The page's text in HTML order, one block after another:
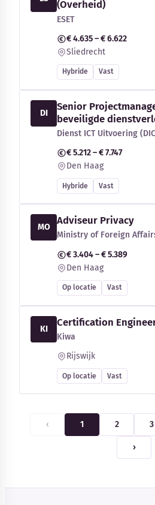
(Overheid)
ESET
€ 4.635 – € 6.622
Sliedrecht
Hybride Vast
DI
Senior
beveiligde
Dienst ICT Uitvoering
€ 5.212 – € 7.747
Den Haag
Hybride Vast
MO
Adviseur Privacy
Ministry of Foreign
€ 3.404 – € 5.389
Den Haag
Op locatie Vast
KI
Certification
Kiwa
Rijswijk
Op locatie Vast
‹ 1 2 3
›